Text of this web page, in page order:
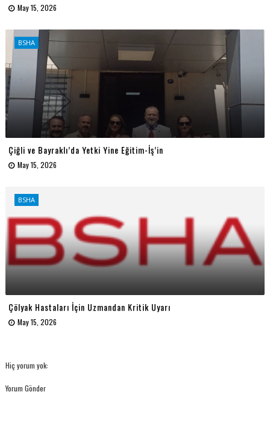
May 15, 2026
BSHA
Çiğli ve Bayraklı’da Yetki Yine Eğitim-İş’in
May 15, 2026
BSHA
Çölyak Hastaları İçin Uzmandan Kritik Uyarı
May 15, 2026
Hiç yorum yok:
Yorum Gönder